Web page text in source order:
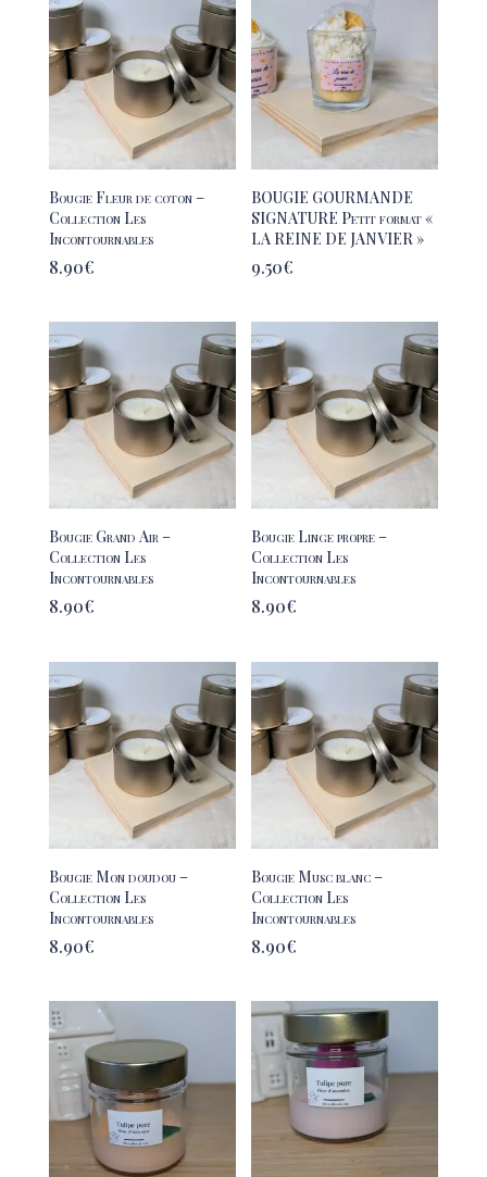
Bougie Fleur de coton –
Collection Les
Incontournables
8.90€
BOUGIE GOURMANDE
SIGNATURE Petit format «
LA REINE DE JANVIER »
9.50€
Bougie Grand Air –
Collection Les
Incontournables
8.90€
Bougie Linge propre –
Collection Les
Incontournables
8.90€
Bougie Mon doudou –
Collection Les
Incontournables
8.90€
Bougie Musc blanc –
Collection Les
Incontournables
8.90€